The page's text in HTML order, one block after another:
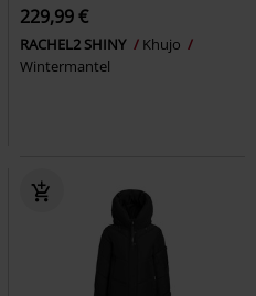
229,99 €
RACHEL2 SHINY
Khujo
Wintermantel